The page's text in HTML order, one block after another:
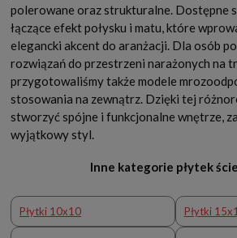
polerowane oraz strukturalne. Dostępne
łączące efekt połysku i matu, które
elegancki akcent do aranżacji. Dla osób
rozwiązań do przestrzeni narażonych na
przygotowaliśmy także modele
stosowania na zewnątrz. Dzięki tej
stworzyć spójne i funkcjonalne wnętrze,
wyjątkowy styl.
Inne kategorie płytek
Płytki 10x10 Płytki